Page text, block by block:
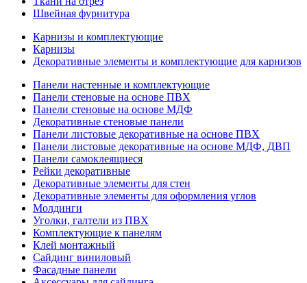
Швейная фурнитура
Карнизы и комплектующие
Карнизы
Декоративные элементы и комплектующие для карнизов
Панели настенные и комплектующие
Панели стеновые на основе ПВХ
Панели стеновые на основе МДФ
Декоративные стеновые панели
Панели листовые декоративные на основе ПВХ
Панели листовые декоративные на основе МДФ, ДВП
Панели самоклеящиеся
Рейки декоративные
Декоративные элементы для стен
Декоративные элементы для оформления углов
Молдинги
Уголки, галтели из ПВХ
Комплектующие к панелям
Клей монтажный
Сайдинг виниловый
Фасадные панели